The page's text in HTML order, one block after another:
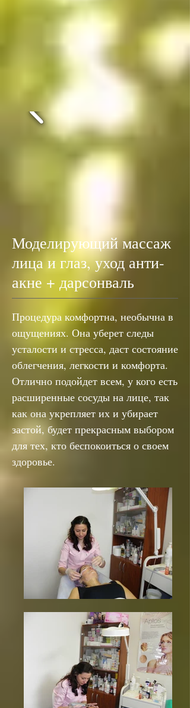
Моделирующий массаж
лица и глаз, уход анти-
акне + дарсонваль
Процедура комфортна, необычна в
ощущениях. Она уберет следы
усталости и стресса, даст состояние
облегчения, легкости и комфорта.
Отлично подойдет всем, у кого есть
расширенные сосуды на лице, так
как она укрепляет их и убирает
застой, будет прекрасным выбором
для тех, кто беспокоиться о своем
здоровье.